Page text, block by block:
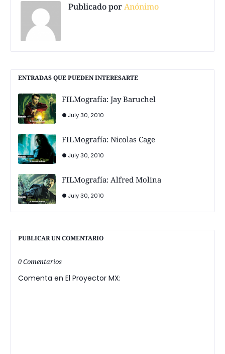
Publicado porAnónimo
ENTRADAS QUE PUEDEN INTERESARTE
FILMografía: Jay Baruchel
July 30, 2010
FILMografía: Nicolas Cage
July 30, 2010
FILMografía: Alfred Molina
July 30, 2010
PUBLICAR UN COMENTARIO
0 Comentarios
Comenta en El Proyector MX: